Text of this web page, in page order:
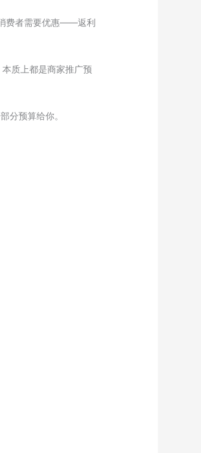
费者需要优惠——返利
质上都是商家推广预
分预算给你。